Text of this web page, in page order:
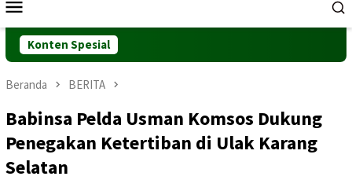
Mobile
Konten Spesial
Beranda BERITA
Babinsa Pelda Usman Komsos Dukung
Penegakan Ketertiban di Ulak Karang
Selatan